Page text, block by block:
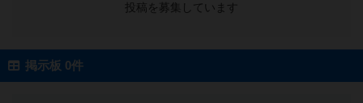
投稿を募集しています
掲示板 0件